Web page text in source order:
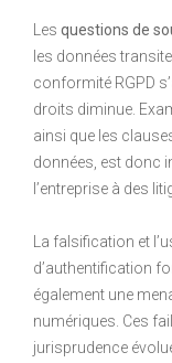
Les questions de
les données
conformité RGPD
droits diminue.
ainsi que les
données, est donc
l’entreprise à des
La falsification et
d’authentification
également une
numériques. Ces
jurisprudence